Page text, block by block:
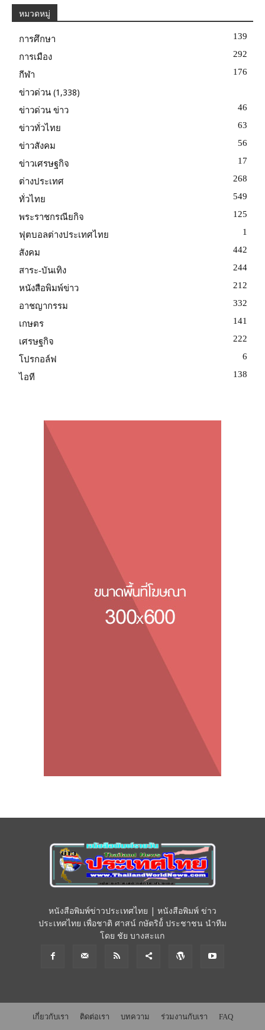
หมวดหมู่
การศึกษา 139
การเมือง 292
กีฬา 176
ข่าวด่วน (1,338)
ข่าวด่วน ข่าว 46
ข่าวทั่วไทย 63
ข่าวสังคม 56
ข่าวเศรษฐกิจ 17
ต่างประเทศ 268
ทั่วไทย 549
พระราชกรณียกิจ 125
ฟุตบอลต่างประเทศไทย 1
สังคม 442
สาระ-บันเทิง 244
หนังสือพิมพ์ข่าว 212
อาชญากรรม 332
เกษตร 141
เศรษฐกิจ 222
โปรกอล์ฟ 6
ไอที 138
หนังสือพิมพ์ข่าวประเทศไทย | หนังสือพิมพ์ ข่าว
ประเทศไทย เพื่อชาติ ศาสน์ กษัตริย์์ ประชาชน นำทีม
โดย ชัย บางสะแก
เกี่ยวกับเรา ติดต่อเรา บทความ ร่วมงานกับเรา FAQ